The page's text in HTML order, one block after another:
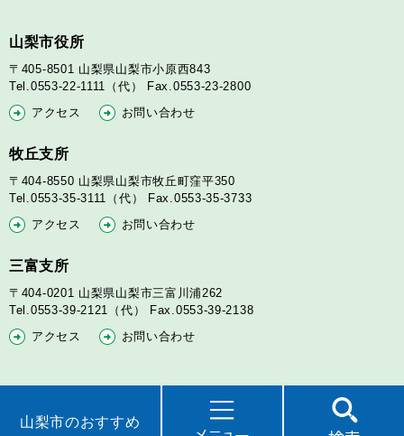
山梨市のおすすめ
山梨市役所
〒405-8501 山梨県山梨市小原西843
Tel.0553-22-1111（代）
Fax.0553-23-2800
アクセス
お問い合わせ
牧丘支所
〒404-8550 山梨県山梨市牧丘町窪平350
Tel.0553-35-3111（代）
Fax.0553-35-3733
アクセス
お問い合わせ
三富支所
〒404-0201 山梨県山梨市三富川浦262
Tel.0553-39-2121（代）
Fax.0553-39-2138
アクセス
お問い合わせ